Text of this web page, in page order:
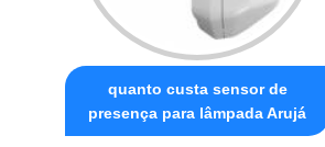
quanto custa sensor de
presença para lâmpada Arujá